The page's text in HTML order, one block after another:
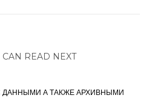
READ NEXT
А ТАКЖЕ АРХИВНЫМИ